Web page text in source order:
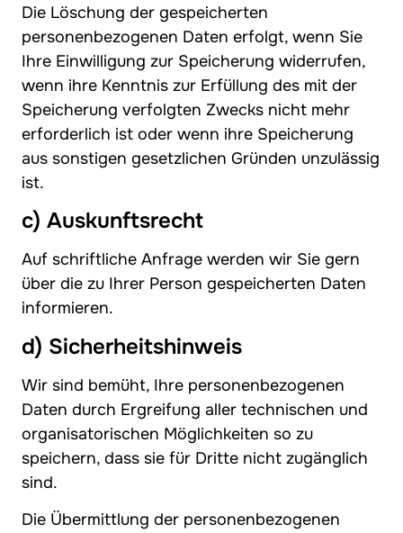
Die Löschung der gespeicherten
personenbezogenen Daten erfolgt, wenn Sie
Ihre Einwilligung zur Speicherung widerrufen,
wenn ihre Kenntnis zur Erfüllung des mit der
Speicherung verfolgten Zwecks nicht mehr
erforderlich ist oder wenn ihre Speicherung
aus sonstigen gesetzlichen Gründen unzulässig
ist.
c) Auskunftsrecht
Auf schriftliche Anfrage werden wir Sie gern
über die zu Ihrer Person gespeicherten Daten
informieren.
d) Sicherheitshinweis
Wir sind bemüht, Ihre personenbezogenen
Daten durch Ergreifung aller technischen und
organisatorischen Möglichkeiten so zu
speichern, dass sie für Dritte nicht zugänglich
sind.
Die Übermittlung der personenbezogenen